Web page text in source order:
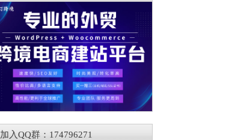
加入QQ群：174796271